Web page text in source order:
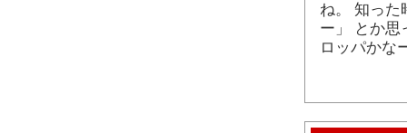
ね。 知った
ー」 とか思
ロッパかな